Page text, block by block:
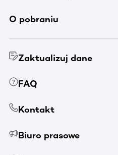
O pobraniu
Zaktualizuj dane
FAQ
Kontakt
Biuro prasowe